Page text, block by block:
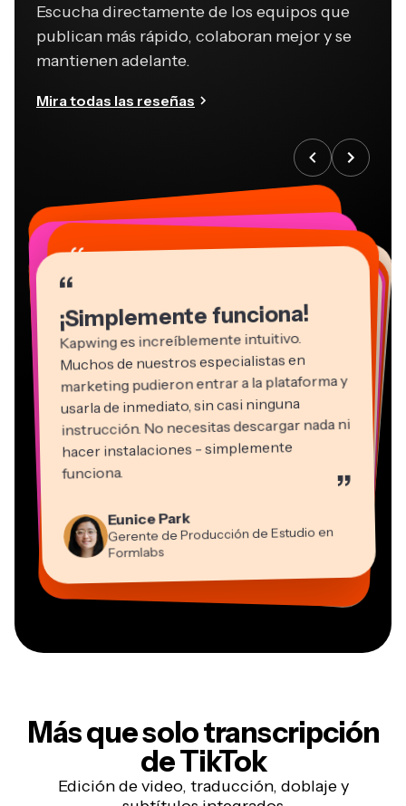
Escucha directamente de los equipos que
publican más rápido, colaboran mejor y se
mantienen adelante.
Mira todas las reseñas
“
¡Simplemente funciona!
Kapwing es increíblemente intuitivo.
Muchos de nuestros especialistas en
marketing pudieron entrar a la plataforma y
usarla de inmediato, sin casi ninguna
instrucción. No necesitas descargar nada ni
hacer instalaciones - simplemente
funciona. ”
Eunice Park
Gerente de Producción de Estudio en
Formlabs
“
Vannesia Darby
CEO en MOXIE Nashville
“
Grant Taleck
Co-Fundador en
Socio Director en EPATHLON
“
Kerry-lee Farla
Youtuber
Gracie Peng
Director de Contenido
“
Martin James
Editor de video
Heidi Rae
Educación
“
Consultor
“
Mitch Rawlings
Freelancer de Servicios de Información
“
Dina Segovia
Trabajador freelance virtual
Más que solotranscripción
de TikTok
Edición de video, traducción, doblaje y